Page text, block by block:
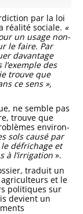
par la loi
réalité sociale. «
un usage non-
le faire. Par
davantage
des
trouve que
ce sens »,
ne semble pas
trouve que
environ­
sols causé par
le défrichage et
à l’irriga­tion ».
traduit un
et le
politiques sur
devient un